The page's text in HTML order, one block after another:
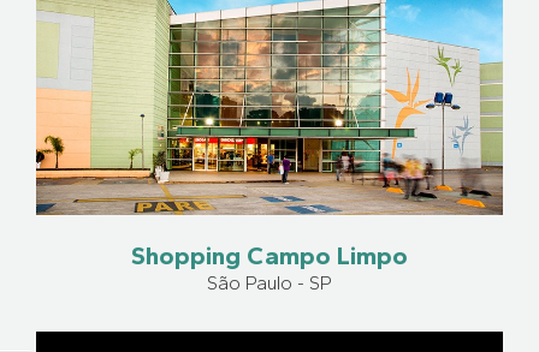
Shopping Campo Limpo
São Paulo - SP